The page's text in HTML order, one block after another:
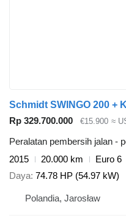
Schmidt SWINGO 200 +
Rp 329.700.000
€15.900 ≈
Peralatan pembersih jalan -
2015
20.000 km
Euro 6
Daya 74.78 HP (54.97 kW)
Polandia, Jarosław